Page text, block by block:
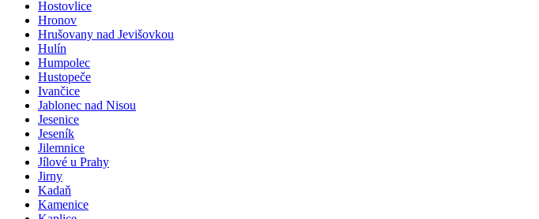
Hostovlice
Hronov
Hrušovany nad Jevišovkou
Hulín
Humpolec
Hustopeče
Ivančice
Jablonec nad Nisou
Jesenice
Jeseník
Jilemnice
Jílové u Prahy
Jirny
Kadaň
Kamenice